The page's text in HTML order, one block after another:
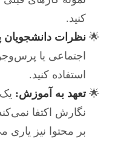
کنید.
نظرات دانشجویان
اجتماعی یا
استفاده کنید.
تعهد به آموزش:
نگارش اکتفا
بر محتوا نیز یاری